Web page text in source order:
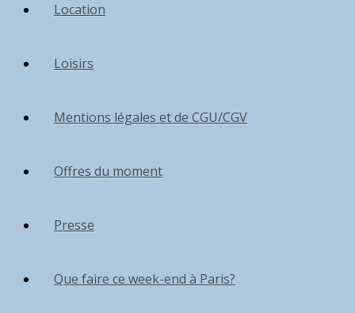
Location
Loisirs
Mentions légales et de CGU/CGV
Offres du moment
Presse
Que faire ce week-end à Paris?